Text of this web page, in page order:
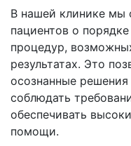
В нашей клинике мы
пациентов о
процедур,
результатах. Это
осознанные
соблюдать
обеспечивать
помощи.